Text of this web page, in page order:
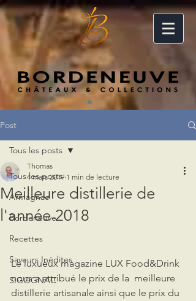
Post
Tous les posts
Armagnac
Bordeneuve
Recettes
Saveurs Inédites
SIGOGNAC
Tous les posts
Meilleure distillerie de
l'année 2018
Thomas
4 mars 2019 1 min de lecture
Le luxueux magazine LUX Food&Drink
nous a attribué le prix de la  meilleure
distillerie artisanale ainsi que le prix du